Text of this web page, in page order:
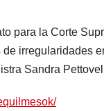
para la Corte
irregularidades
Sandra